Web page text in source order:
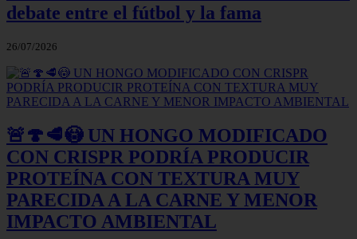
debate entre el fútbol y la fama
26/07/2026
🚨🍄🥩😳 UN HONGO MODIFICADO
CON CRISPR PODRÍA PRODUCIR
PROTEÍNA CON TEXTURA MUY
PARECIDA A LA CARNE Y MENOR
IMPACTO AMBIENTAL